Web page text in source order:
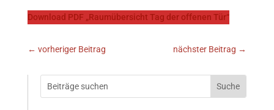
Download PDF „Raumübersicht Tag der offenen Tür“
← vorheriger Beitrag nächster Beitrag →